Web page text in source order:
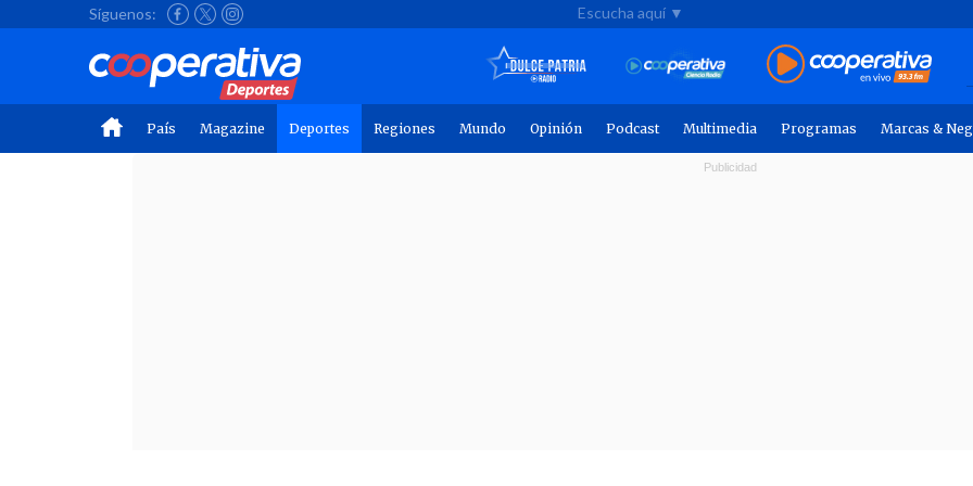
Síguenos: Escucha aquí ▼
País Magazine Deportes Regiones Mundo Opinión Podcast Multimedia Programas Marcas &